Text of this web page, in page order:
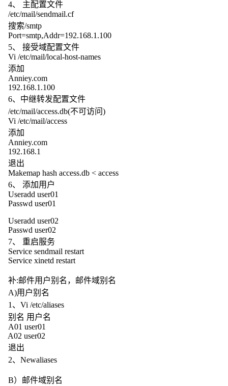
4、 主配置文件
/etc/mail/sendmail.cf
搜索/smtp
Port=smtp,Addr=192.168.1.100
5、 接受域配置文件
Vi /etc/mail/local-host-names
添加
Anniey.com
192.168.1.100
6、中继转发配置文件
/etc/mail/access.db(不可访问)
Vi /etc/mail/access
添加
Anniey.com
192.168.1
退出
Makemap hash access.db < access
6、 添加用户
Useradd user01
Passwd user01
Useradd user02
Passwd user02
7、 重启服务
Service sendmail restart
Service xinetd restart
补:邮件用户别名，邮件域别名
A)用户别名
1、Vi /etc/aliases
别名 用户名
A01 user01
A02 user02
退出
2、Newaliases
B）邮件域别名